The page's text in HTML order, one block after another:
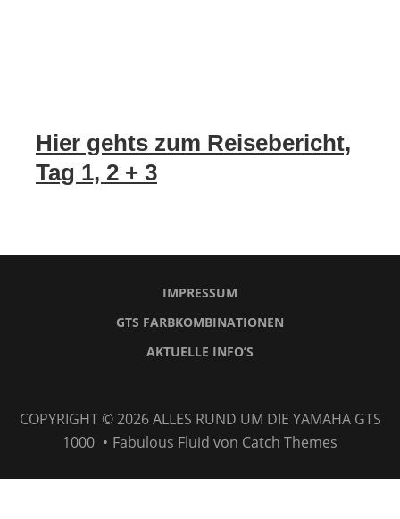
Hier gehts zum Reisebericht,
Tag 1, 2 + 3
IMPRESSUM
GTS FARBKOMBINATIONEN
AKTUELLE INFO’S
Farbkombinationen
Info’s
COPYRIGHT © 2026ALLES RUND UM DIE YAMAHA GTS
1000 • Fabulous Fluid von Catch Themes